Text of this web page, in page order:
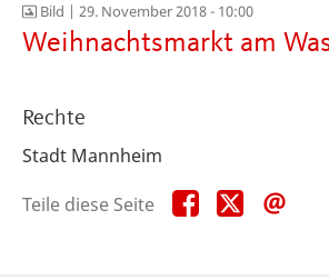
Bild | 29. November 2018 - 10:00
Weihnachtsmarkt am
Rechte
Stadt Mannheim
Teile diese Seite
Teile
diese
Teile
diese